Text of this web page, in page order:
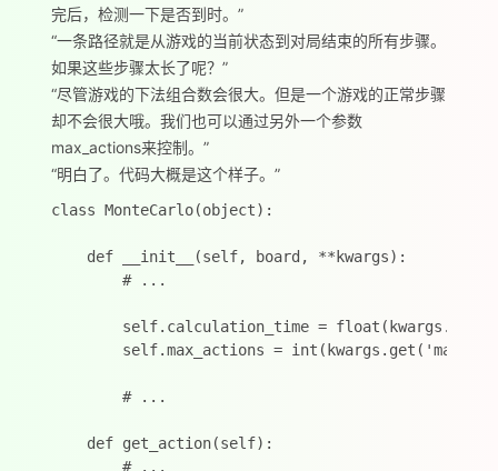
完后，检测一下是否到时。”
“一条路径就是从游戏的当前状态到对局结束的所有步骤。
如果这些步骤太长了呢？”
“尽管游戏的下法组合数会很大。但是一个游戏的正常步骤
却不会很大哦。我们也可以通过另外一个参数
max_actions来控制。”
“明白了。代码大概是这个样子。”
class MonteCarlo(object):
    def __init__(self, board, **kwargs):
        # ...
self.calculation_time =
self.max_actions =
        # ...
    def get_action(self):
        # ...